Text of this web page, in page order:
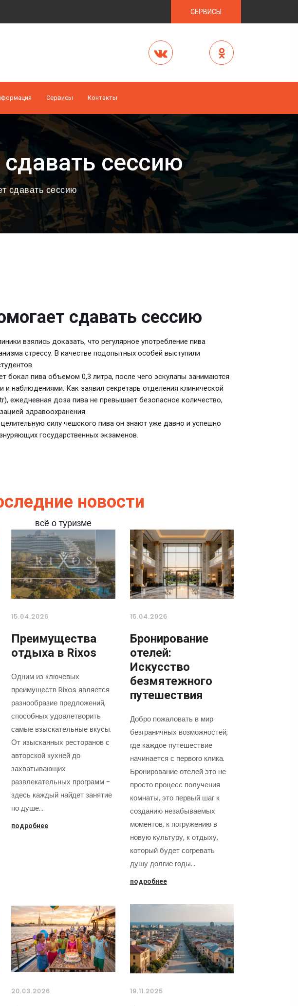
СЕРВИСЫ
Cервисы Контакты
сессию
сдавать сессию
сдавать сессию
взялись доказать, что регулярное употребление пива
стрессу. В качестве подопытных особей выступили
бокал пива объемом 0,3 литра, после чего эскулапы занимаются
и наблюдениями. Как заявил секретарь отделения клинической
ежедневная доза пива не превышает безопасное количество,
здравоохранения.
силу чешского пива он знают уже давно и успешно
государственных экзаменов.
новости
всё о туризме
15.04.2026
Преимущества
отдыха в Rixos
Одним из ключевых
преимуществ Rixos является
разнообразие предложений,
способных удовлетворить
самые взыскательные вкусы.
От изысканных ресторанов с
авторской кухней до
захватывающих
развлекательных программ -
здесь каждый найдет занятие
по душе.…
подробнее
15.04.2026
Бронирование
отелей:
Искусство
безмятежного
путешествия
Добро пожаловать в мир
безграничных возможностей,
где каждое путешествие
начинается с первого клика.
Бронирование отелей это не
просто процесс получения
комнаты, это первый шаг к
созданию незабываемых
моментов, к погружению в
новую культуру, к отдыху,
который будет согревать
душу долгие годы.…
подробнее
20.03.2026 19.11.2025